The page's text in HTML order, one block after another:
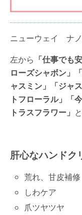
ニューウェイ ナ
左から 「仕事でも
ローズシャボン」
ャスミン」「ジャ
トフローラル」「
トラスフラワー」
肝心なハンドク
荒れ、甘皮補修
しわケア
爪ツヤツヤ